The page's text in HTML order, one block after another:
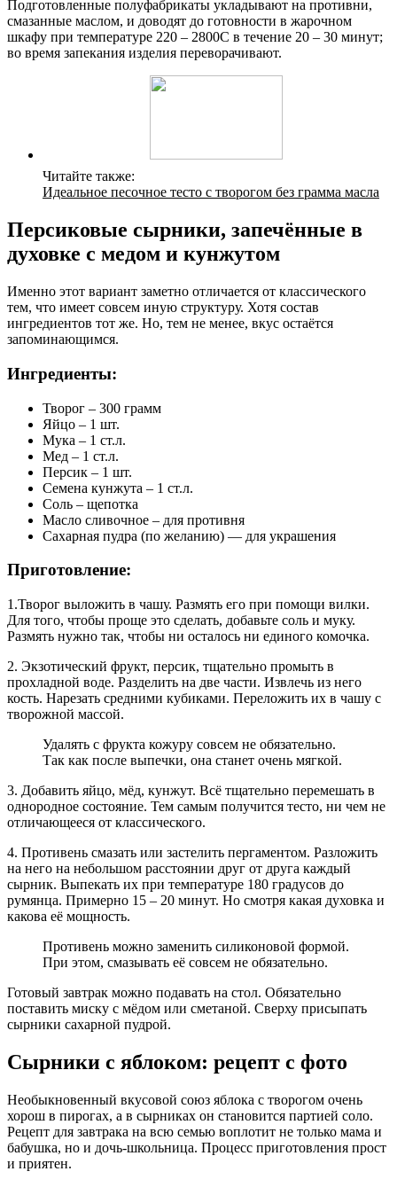
Подготовленные полуфабрикаты укладывают на противни,
смазанные маслом, и доводят до готовности в жарочном
шкафу при температуре 220 – 2800С в течение 20 – 30 минут;
во время запекания изделия переворачивают.
Читайте также:
Идеальное песочное тесто с творогом без грамма масла
Персиковые сырники, запечённые в
духовке с медом и кунжутом
Именно этот вариант заметно отличается от классического
тем, что имеет совсем иную структуру. Хотя состав
ингредиентов тот же. Но, тем не менее, вкус остаётся
запоминающимся.
Ингредиенты:
Творог – 300 грамм
Яйцо – 1 шт.
Мука – 1 ст.л.
Мед – 1 ст.л.
Персик – 1 шт.
Семена кунжута – 1 ст.л.
Соль – щепотка
Масло сливочное – для противня
Сахарная пудра (по желанию) — для украшения
Приготовление:
1.Творог выложить в чашу. Размять его при помощи вилки.
Для того, чтобы проще это сделать, добавьте соль и муку.
Размять нужно так, чтобы ни осталось ни единого комочка.
2. Экзотический фрукт, персик, тщательно промыть в
прохладной воде. Разделить на две части. Извлечь из него
кость. Нарезать средними кубиками. Переложить их в чашу с
творожной массой.
Удалять с фрукта кожуру совсем не обязательно.
Так как после выпечки, она станет очень мягкой.
3. Добавить яйцо, мёд, кунжут. Всё тщательно перемешать в
однородное состояние. Тем самым получится тесто, ни чем не
отличающееся от классического.
4. Противень смазать или застелить пергаментом. Разложить
на него на небольшом расстоянии друг от друга каждый
сырник. Выпекать их при температуре 180 градусов до
румянца. Примерно 15 – 20 минут. Но смотря какая духовка и
какова её мощность.
Противень можно заменить силиконовой формой.
При этом, смазывать её совсем не обязательно.
Готовый завтрак можно подавать на стол. Обязательно
поставить миску с мёдом или сметаной. Сверху присыпать
сырники сахарной пудрой.
Сырники с яблоком: рецепт с фото
Необыкновенный вкусовой союз яблока с творогом очень
хорош в пирогах, а в сырниках он становится партией соло.
Рецепт для завтрака на всю семью воплотит не только мама и
бабушка, но и дочь-школьница. Процесс приготовления прост
и приятен.